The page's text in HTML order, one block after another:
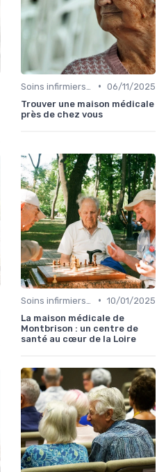
• 06/11/2025
Trouver une maison médicale
près de chez vous
• 10/01/2025
La maison médicale de
Montbrison : un centre de
santé au cœur de la Loire